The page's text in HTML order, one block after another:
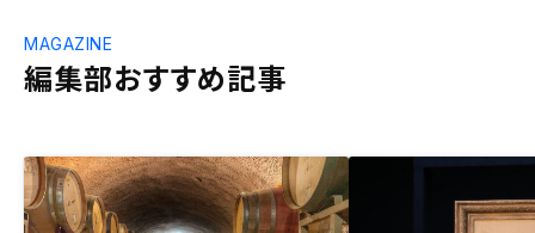
編集部おすすめ記事
MAGAZINE